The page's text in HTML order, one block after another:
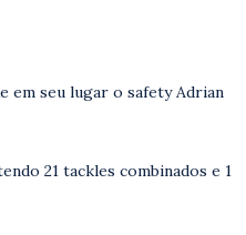
em seu lugar o safety Adrian
21 tackles combinados e 1